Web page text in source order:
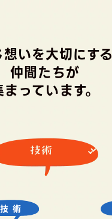
いを大切にする
仲間たちが
っています。
技術